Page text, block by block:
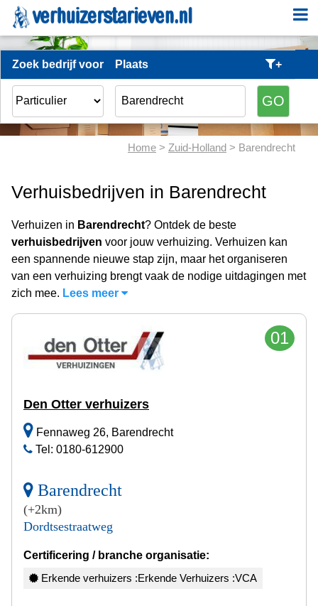
Zoek bedrijf voor Plaats +
Home > Zuid-Holland > Barendrecht
Verhuisbedrijven in Barendrecht
Verhuizen in Barendrecht? Ontdek de beste
verhuisbedrijven voor jouw verhuizing. Verhuizen kan
een spannende nieuwe stap zijn, maar het organiseren
van een verhuizing brengt vaak de nodige uitdagingen met
zich mee. Lees meer
01
Den Otter verhuizers
Fennaweg 26, Barendrecht
Tel: 0180-612900
Barendrecht
(+2km)
Dordtsestraatweg
Certificering / branche organisatie:
Erkende verhuizers :Erkende Verhuizers :VCA